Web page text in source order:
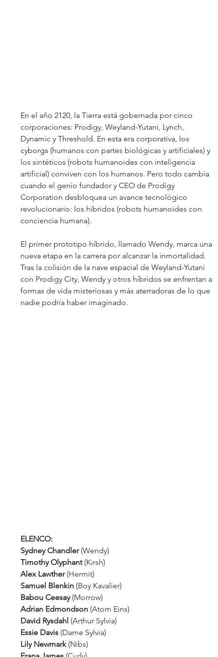
En el año 2120, la Tierra está gobernada por cinco
corporaciones: Prodigy, Weyland-Yutani, Lynch,
Dynamic y Threshold. En esta era corporativa, los
cyborgs (humanos con partes biológicas y artificiales) y
los sintéticos (robots humanoides con inteligencia
artificial) conviven con los humanos. Pero todo cambia
cuando el genio fundador y CEO de Prodigy
Corporation desbloquea un avance tecnológico
revolucionario: los híbridos (robots humanoides con
conciencia humana).
El primer prototipo híbrido, llamado Wendy, marca una
nueva etapa en la carrera por alcanzar la inmortalidad.
Tras la colisión de la nave espacial de Weyland-Yutani
con Prodigy City, Wendy y otros híbridos se enfrentan a
formas de vida misteriosas y más aterradoras de lo que
nadie podría haber imaginado.
ELENCO:
Sydney Chandler (Wendy)
Timothy Olyphant (Kirsh)
Alex Lawther (Hermit)
Samuel Blenkin (Boy Kavalier)
Babou Ceesay (Morrow)
Adrian Edmondson (Atom Eins)
David Rysdahl (Arthur Sylvia)
Essie Davis (Dame Sylvia)
Lily Newmark (Nibs)